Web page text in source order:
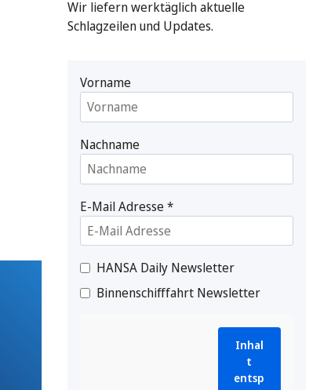
Wir liefern werktäglich aktuelle
Schlagzeilen und Updates.
Vorname
Nachname
E-Mail Adresse*
HANSA Daily Newsletter
Binnenschifffahrt Newsletter
Inhal
t
entsp